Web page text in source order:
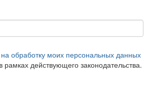
на обработку моих персональных данных
действующего законодательства.